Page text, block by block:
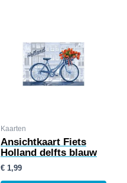
Kaarten
Ansichtkaart Fiets
Holland delfts blauw
€ 1,99